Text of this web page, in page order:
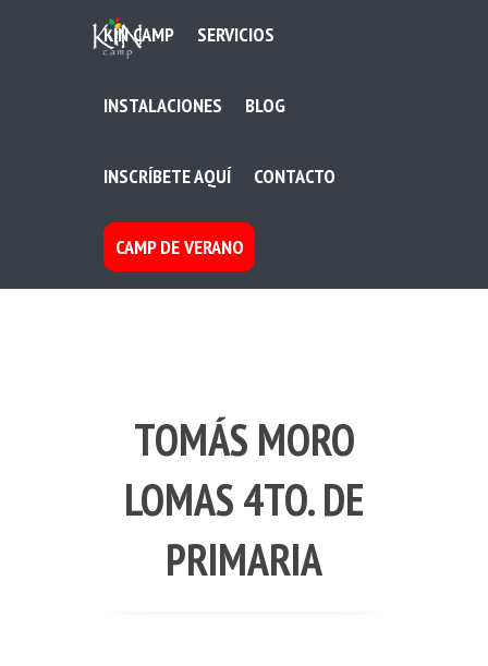
KIN CAMP SERVICIOS
INSTALACIONES BLOG
INSCRÍBETE AQUÍ CONTACTO
CAMP DE VERANO
TOMÁS MORO
LOMAS 4TO. DE
PRIMARIA